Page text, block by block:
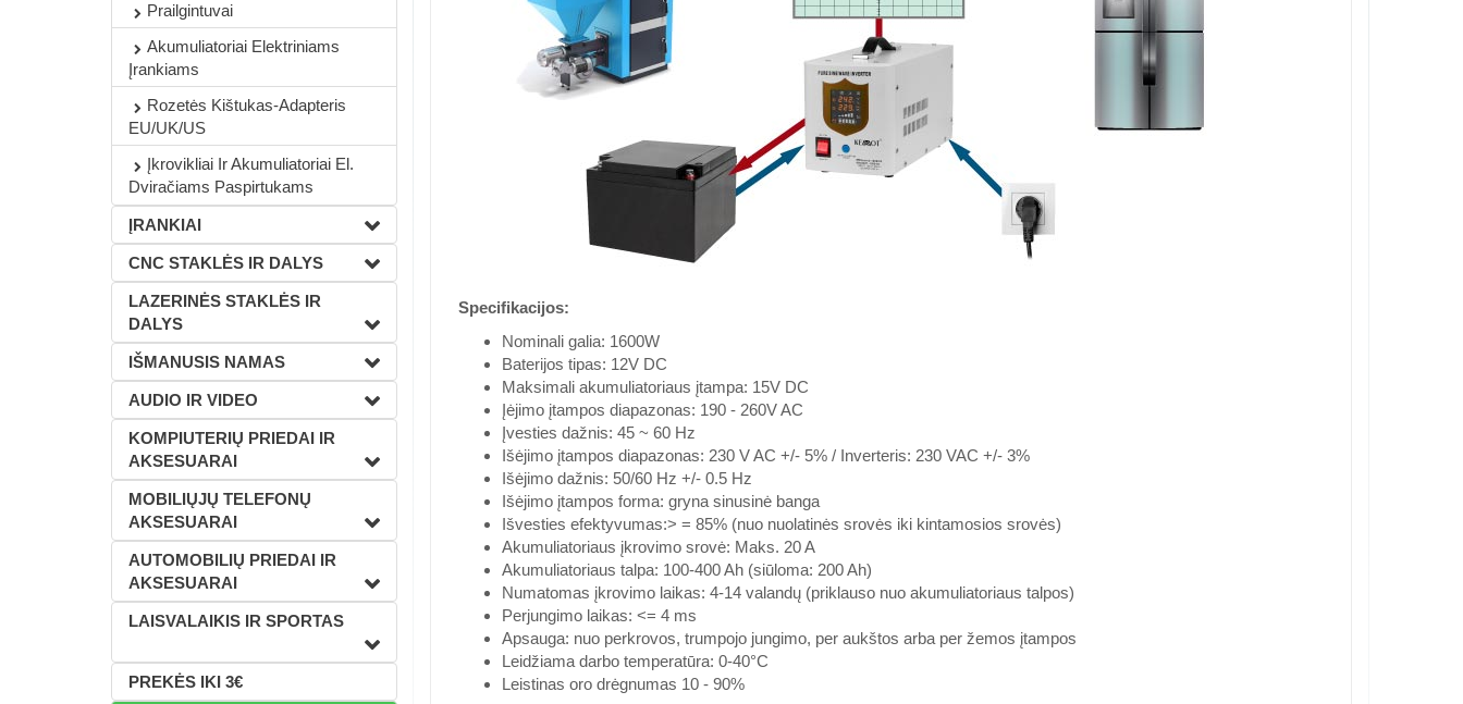
Prailgintuvai
Akumuliatoriai Elektriniams
Įrankiams
Rozetės Kištukas-Adapteris
EU/UK/US
Įkrovikliai Ir Akumuliatoriai El.
Dviračiams Paspirtukams
ĮRANKIAI
CNC STAKLĖS IR DALYS
LAZERINĖS STAKLĖS IR
DALYS
IŠMANUSIS NAMAS
AUDIO IR VIDEO
KOMPIUTERIŲ PRIEDAI IR
AKSESUARAI
MOBILIŲJŲ TELEFONŲ
AKSESUARAI
AUTOMOBILIŲ PRIEDAI IR
AKSESUARAI
LAISVALAIKIS IR SPORTAS
PREKĖS IKI 3€
Specifikacijos:
Nominali galia: 1600W
Baterijos tipas: 12V DC
Maksimali akumuliatoriaus įtampa: 15V DC
Įėjimo įtampos diapazonas: 190 - 260V AC
Įvesties dažnis: 45 ~ 60 Hz
Išėjimo įtampos diapazonas: 230 V AC +/- 5% / Inverteris: 230 VAC +/- 3%
Išėjimo dažnis: 50/60 Hz +/- 0.5 Hz
Išėjimo įtampos forma: gryna sinusinė banga
Išvesties efektyvumas:> = 85% (nuo nuolatinės srovės iki kintamosios srovės)
Akumuliatoriaus įkrovimo srovė: Maks. 20 A
Akumuliatoriaus talpa: 100-400 Ah (siūloma: 200 Ah)
Numatomas įkrovimo laikas: 4-14 valandų (priklauso nuo akumuliatoriaus talpos)
Perjungimo laikas: <= 4 ms
Apsauga: nuo perkrovos, trumpojo jungimo, per aukštos arba per žemos įtampos
Leidžiama darbo temperatūra: 0-40°C
Leistinas oro drėgnumas 10 - 90%